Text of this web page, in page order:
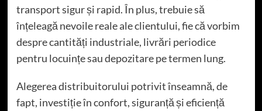
transport sigur și rapid. În plus, trebuie să
înțeleagă nevoile reale ale clientului, fie că vorbim
despre cantități industriale, livrări periodice
pentru locuințe sau depozitare pe termen lung.
Alegerea distribuitorului potrivit înseamnă, de
fapt, investiție în confort, siguranță și eficiență